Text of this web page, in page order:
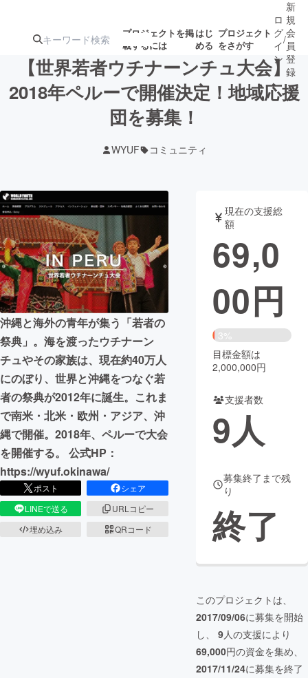
プロジェクトを掲
載するには
はじ
める
プロジェクト
をさがす
注目の新着プロ募集終了が近いプ
テクノロジー・ガジェット
映像・映画 書籍・雑誌
ビジネス・起業 チャレンジ
まちづくり・地域活性化
CAMPFIRE for Social Good
CAMPFIRE Creation
CAMPFIREふるさと納税machi-ya コミュニティ
ロ
グ
イ
ン
/
新
規
会
員
登
録
【世界若者ウチナーンチュ大会】
2018年ペルーで開催決定！地域応援
団を募集！
WYUF コミュニティ
沖縄と海外の青年が集う「若者の
祭典」。海を渡ったウチナーン
チュやその家族は、現在約40万人
にのぼり、世界と沖縄をつなぐ若
者の祭典が2012年に誕生。これま
で南米・北米・欧州・アジア、沖
縄で開催。2018年、ペルーで大会
を開催する。 公式HP：
https://wyuf.okinawa/
ポスト
シェア
LINEで送る
URLコピー
埋め込み
QRコード
現在の支援総
額
69,0
00円
3%
目標金額は
2,000,000円
支援者数
9人
募集終了まで残
り
終了
このプロジェクトは、
2017/09/06に募集を開始
し、 9人の支援により
69,000円の資金を集め、
2017/11/24に募集を終了